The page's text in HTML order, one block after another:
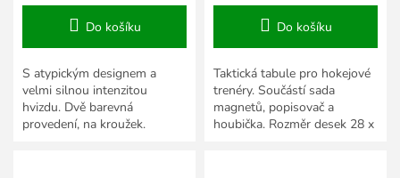
Do košíku
S atypickým designem a
velmi silnou intenzitou
hvizdu. Dvě barevná
provedení, na kroužek.
Do košíku
Taktická tabule pro hokejové
trenéry. Součástí sada
magnetů, popisovač a
houbička. Rozměr desek 28 x